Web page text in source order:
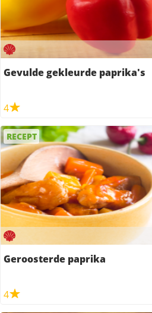
Gevulde gekleurde paprika's
4
RECEPT
Geroosterde paprika
4